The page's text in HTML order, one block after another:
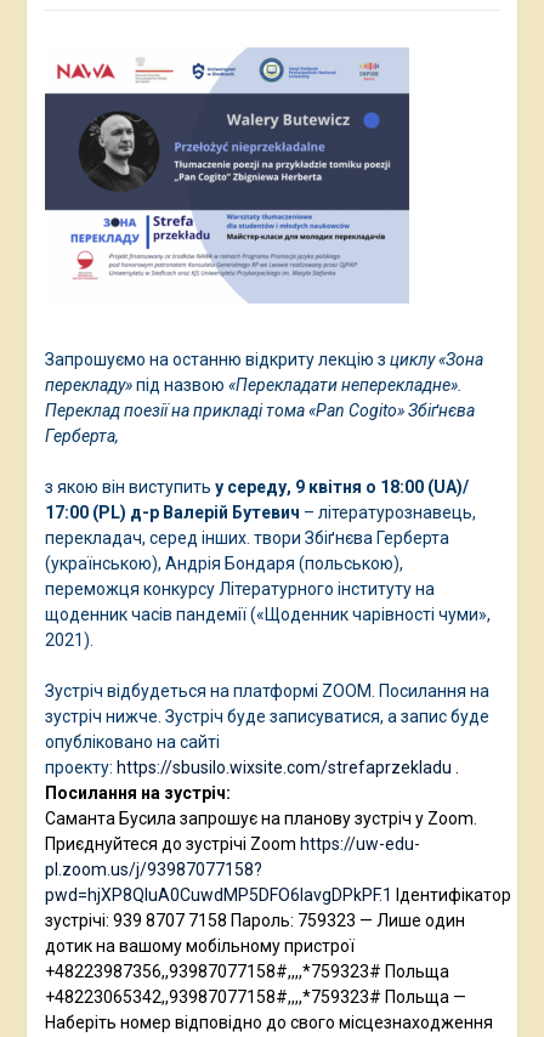
Запрошуємо на останню відкриту лекцію з циклу «Зона
перекладу»під назвою «Перекладати неперекладне».
Переклад поезії на прикладі тома «Pan Cogito» Збіґнєва
Герберта,
з якою він виступить у середу, 9 квітня о 18:00 (UA)/
17:00 (PL) д-р Валерій Бутевич – літературознавець,
перекладач, серед інших. твори Збіґнєва Герберта
(українською), Андрія Бондаря (польською),
переможця конкурсу Літературного інституту на
щоденник часів пандемії («Щоденник чарівності чуми»,
2021).
Зустріч відбудеться на платформі ZOOM. Посилання на
зустріч нижче. Зустріч буде записуватися, а запис буде
опубліковано на сайті
проекту: https://sbusilo.wixsite.com/strefaprzekladu .
Посилання на зустріч:
Саманта Бусила запрошує на планову зустріч у Zoom.
Приєднуйтеся до зустрічі Zoom https://uw-edu-
pl.zoom.us/j/93987077158?
pwd=hjXP8QIuA0CuwdMP5DFO6IavgDPkPF.1 Ідентифікатор
зустрічі: 939 8707 7158 Пароль: 759323 — Лише один
дотик на вашому мобільному пристрої
+48223987356,,93987077158#,,,,*759323# Польща
+48223065342,,93987077158#,,,,*759323# Польща —
Наберіть номер відповідно до свого місцезнаходження